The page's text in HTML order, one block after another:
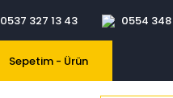
0537 327 13 43 0554
Sepetim - Ürün